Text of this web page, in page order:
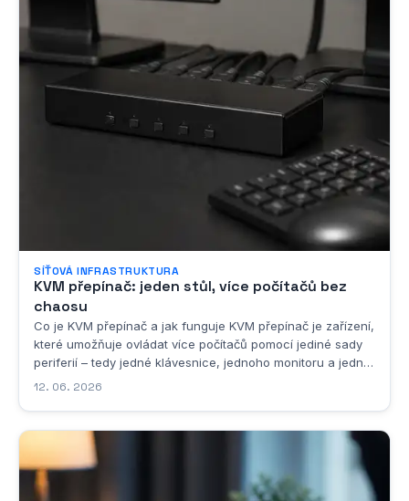
SÍŤOVÁ INFRASTRUKTURA
KVM přepínač: jeden stůl, více počítačů bez
chaosu
Co je KVM přepínač a jak funguje KVM přepínač je zařízení,
které umožňuje ovládat více počítačů pomocí jediné sady
periferií – tedy jedné klávesnice, jednoho monitoru a jedné
myši. Zkratka KVM pochází z anglického spojení Keyboard,
12. 06. 2026